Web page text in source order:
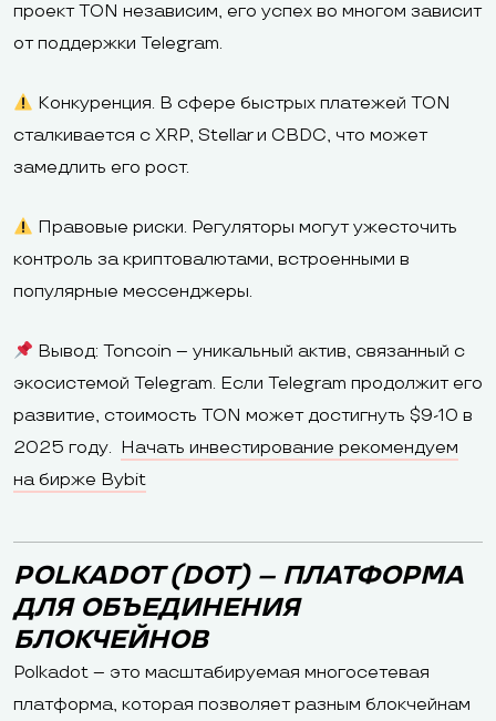
проект TON независим, его успех во многом зависит
от поддержки Telegram.
Конкуренция. В сфере быстрых платежей TON
сталкивается с XRP, Stellar и CBDC, что может
замедлить его рост.
Правовые риски. Регуляторы могут ужесточить
контроль за криптовалютами, встроенными в
популярные мессенджеры.
Вывод: Toncoin – уникальный актив, связанный с
экосистемой Telegram. Если Telegram продолжит его
развитие, стоимость TON может достигнуть $9-10 в
2025 году. Начать инвестирование рекомендуем
на бирже Bybit
POLKADOT (DOT) – ПЛАТФОРМА
ДЛЯ ОБЪЕДИНЕНИЯ
БЛОКЧЕЙНОВ
Polkadot – это масштабируемая многосетевая
платформа, которая позволяет разным блокчейнам